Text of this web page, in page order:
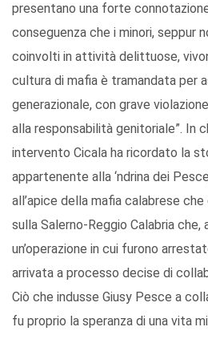
presentano una forte
conseguenza che i minori, seppur
coinvolti in attività delittuose,
cultura di mafia è tramandata per
generazionale, con grave
alla responsabilità genitoriale”. In
intervento Cicala ha ricordato la
appartenente alla ‘ndrina dei
all’apice della mafia calabrese
sulla Salerno-Reggio Calabria che,
un’operazione in cui furono
arrivata a processo decise di
Ciò che indusse Giusy Pesce a
fu proprio la speranza di una vita